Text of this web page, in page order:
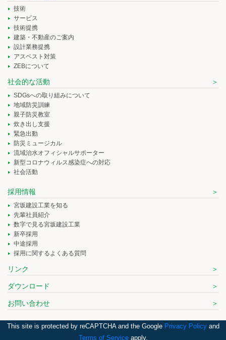
技術
サービス
技術提携
建築・不動産のご案内
設計業務提携
アスベスト対策
ZEBについて
社会的な活動
SDGsへの取り組みについて
地域防災訓練
親子防災教室
炊き出し支援
緊急出動
防災ミュージカル
流域治水オフィシャルサポーター
新型コロナウィルス感染症への対応
社会活動
採用情報
宮坂建設工業を知る
先輩社員紹介
数字で見る宮坂建設工業
新卒採用
中途採用
採用に関するよくある質問
リンク
ダウンロード
お問い合わせ
This site is protected by reCAPTCHA and the Google Privacy Policyand
Terms of Serviceapply.